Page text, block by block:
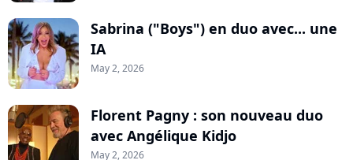
Sabrina ("Boys") en duo avec... une
IA
May 2, 2026
Florent Pagny : son nouveau duo
avec Angélique Kidjo
May 2, 2026